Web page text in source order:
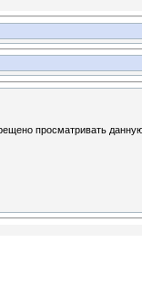
просматривать